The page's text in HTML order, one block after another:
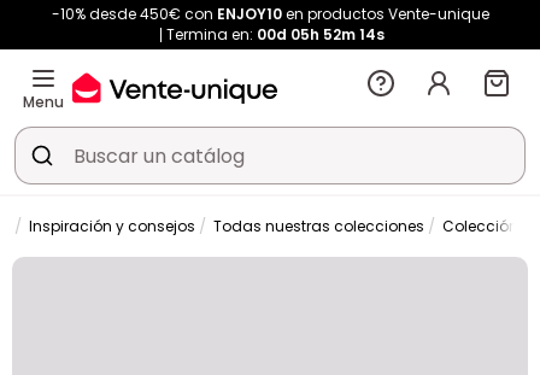
-10% desde 450€ con ENJOY10en productos Vente-unique
Termina en: 00d 05h 52m14s
Menu
Inspiración y consejos Todas nuestras colecciones Colección